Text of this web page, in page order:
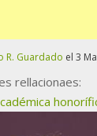
R. Guardado el 3
rellacionaes: